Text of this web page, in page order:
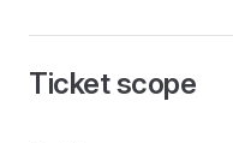
Ticket scope